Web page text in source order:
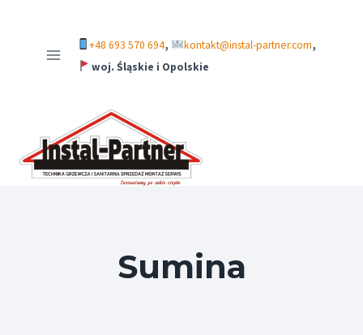
+48 693 570 694, kontakt@instal-partner.com,
woj. Śląskie i Opolskie
Sumina